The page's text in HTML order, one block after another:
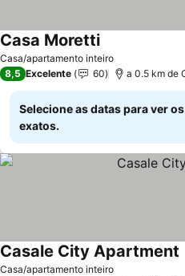
Casa/apartamento inteiro
Casa Moretti
8,5 Excelente 60 a 0.5 km de
Selecione as datas para ver
exatos.
Casa/apartamento inteiro
Casale City Apartment